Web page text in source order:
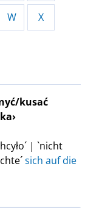
W X
kusać
| `nicht
sich auf die